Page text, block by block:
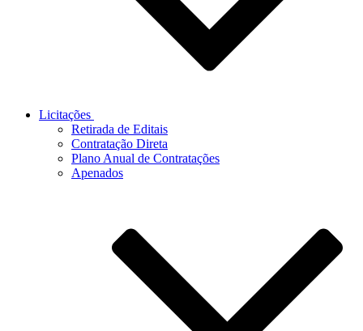
Licitações
Retirada de Editais
Contratação Direta
Plano Anual de Contratações
Apenados